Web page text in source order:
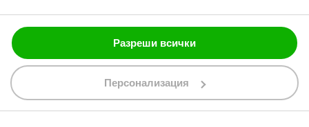
Разреши всички
Персонализация
088 200 7002
shop@bobimx.com